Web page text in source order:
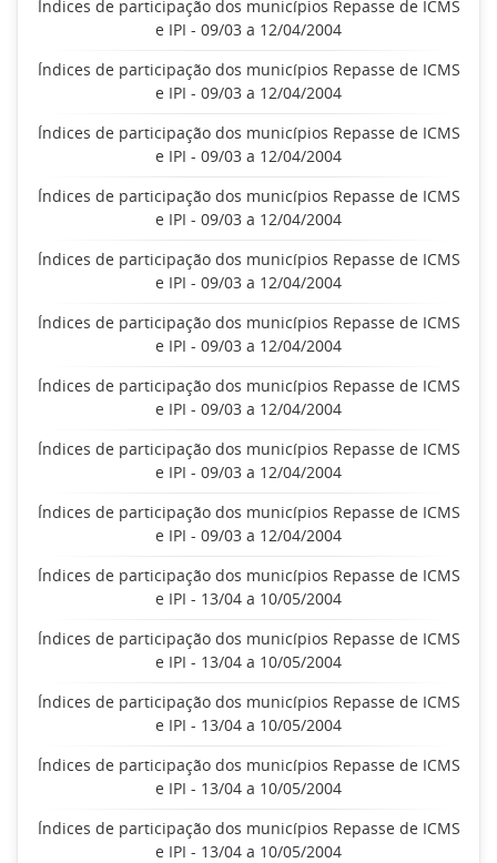
Índices de participação dos municípios Repasse de ICMS
e IPI - 09/03 a 12/04/2004
Índices de participação dos municípios Repasse de ICMS
e IPI - 09/03 a 12/04/2004
Índices de participação dos municípios Repasse de ICMS
e IPI - 09/03 a 12/04/2004
Índices de participação dos municípios Repasse de ICMS
e IPI - 09/03 a 12/04/2004
Índices de participação dos municípios Repasse de ICMS
e IPI - 09/03 a 12/04/2004
Índices de participação dos municípios Repasse de ICMS
e IPI - 09/03 a 12/04/2004
Índices de participação dos municípios Repasse de ICMS
e IPI - 09/03 a 12/04/2004
Índices de participação dos municípios Repasse de ICMS
e IPI - 09/03 a 12/04/2004
Índices de participação dos municípios Repasse de ICMS
e IPI - 09/03 a 12/04/2004
Índices de participação dos municípios Repasse de ICMS
e IPI - 13/04 a 10/05/2004
Índices de participação dos municípios Repasse de ICMS
e IPI - 13/04 a 10/05/2004
Índices de participação dos municípios Repasse de ICMS
e IPI - 13/04 a 10/05/2004
Índices de participação dos municípios Repasse de ICMS
e IPI - 13/04 a 10/05/2004
Índices de participação dos municípios Repasse de ICMS
e IPI - 13/04 a 10/05/2004